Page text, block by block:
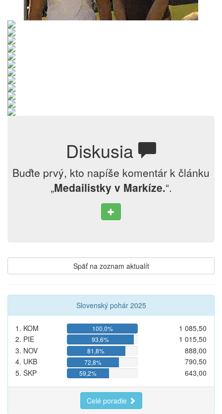
Diskusia
Buďte prvý, kto napíše komentár k článku
„Medailistky v Markíze.“.
Späť na zoznam aktualít
Slovenský pohár 2025
1. KOM 100,0%
1 085,50
2. PIE
93,6%
1 015,50
3. NOV
81,8%
888,00
4. UKB
72,8%
790,50
5. ŠKP
59,2% 643,00
Celé poradie